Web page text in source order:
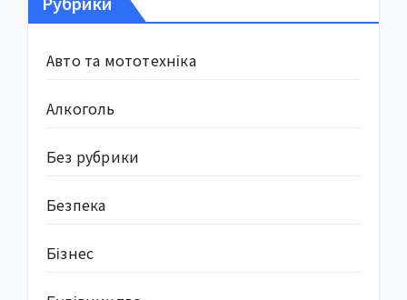
Авто та мототехніка
Алкоголь
Без рубрики
Безпека
Бізнес